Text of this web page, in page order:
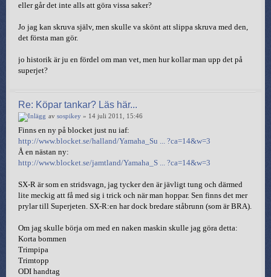
eller går det inte alls att göra vissa saker?
Jo jag kan skruva själv, men skulle va skönt att slippa skruva med den,
det första man gör.
jo historik är ju en fördel om man vet, men hur kollar man upp det på
superjet?
Re: Köpar tankar? Läs här...
av sospikey » 14 juli 2011, 15:46
Finns en ny på blocket just nu iaf:
http://www.blocket.se/halland/Yamaha_Su ... ?ca=14&w=3
Å en nästan ny:
http://www.blocket.se/jamtland/Yamaha_S ... ?ca=14&w=3
SX-R är som en stridsvagn, jag tycker den är jävligt tung och därmed
lite meckig att få med sig i trick och när man hoppar. Sen finns det mer
prylar till Superjeten. SX-R:en har dock bredare ståbrunn (som är BRA).
Om jag skulle börja om med en naken maskin skulle jag göra detta:
Korta bommen
Trimpipa
Trimtopp
ODI handtag